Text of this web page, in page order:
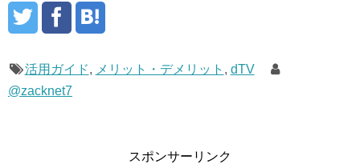
活用ガイド, メリット・デメリット , dTV
@zacknet7
スポンサーリンク